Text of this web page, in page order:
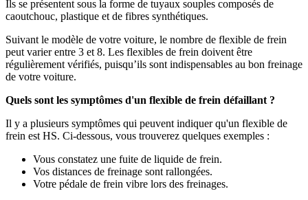
Ils se présentent sous la forme de tuyaux souples composés de
caoutchouc, plastique et de fibres synthétiques.
Suivant le modèle de votre voiture, le nombre de flexible de frein
peut varier entre 3 et 8. Les flexibles de frein doivent être
régulièrement vérifiés, puisqu’ils sont indispensables au bon freinage
de votre voiture.
Quels sont les symptômes d'un flexible de frein défaillant ?
Il y a plusieurs symptômes qui peuvent indiquer qu'un flexible de
frein est HS. Ci-dessous, vous trouverez quelques exemples :
Vous constatez une fuite de liquide de frein.
Vos distances de freinage sont rallongées.
Votre pédale de frein vibre lors des freinages.